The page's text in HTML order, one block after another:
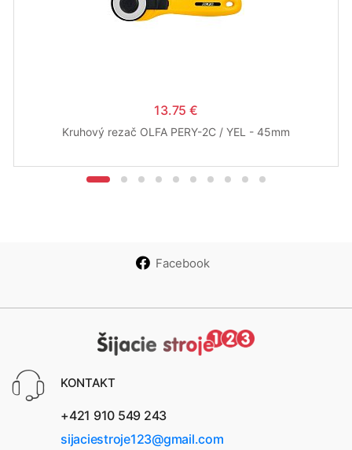
13.75 €
Kruhový rezač OLFA PERY-2C / YEL - 45mm
Facebook
KONTAKT
+421 910 549 243
sijaciestroje123@gmail.com